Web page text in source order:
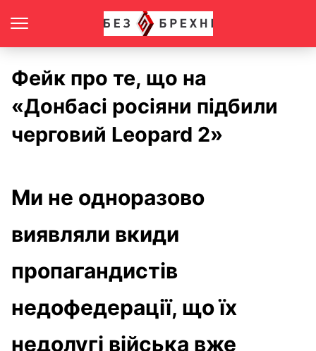
Фейк про те, що на
«Донбасі росіяни підбили
черговий Leopard 2»
Ми не одноразово
виявляли вкиди
пропагандистів
недофедерації, що їх
недолугі війська вже